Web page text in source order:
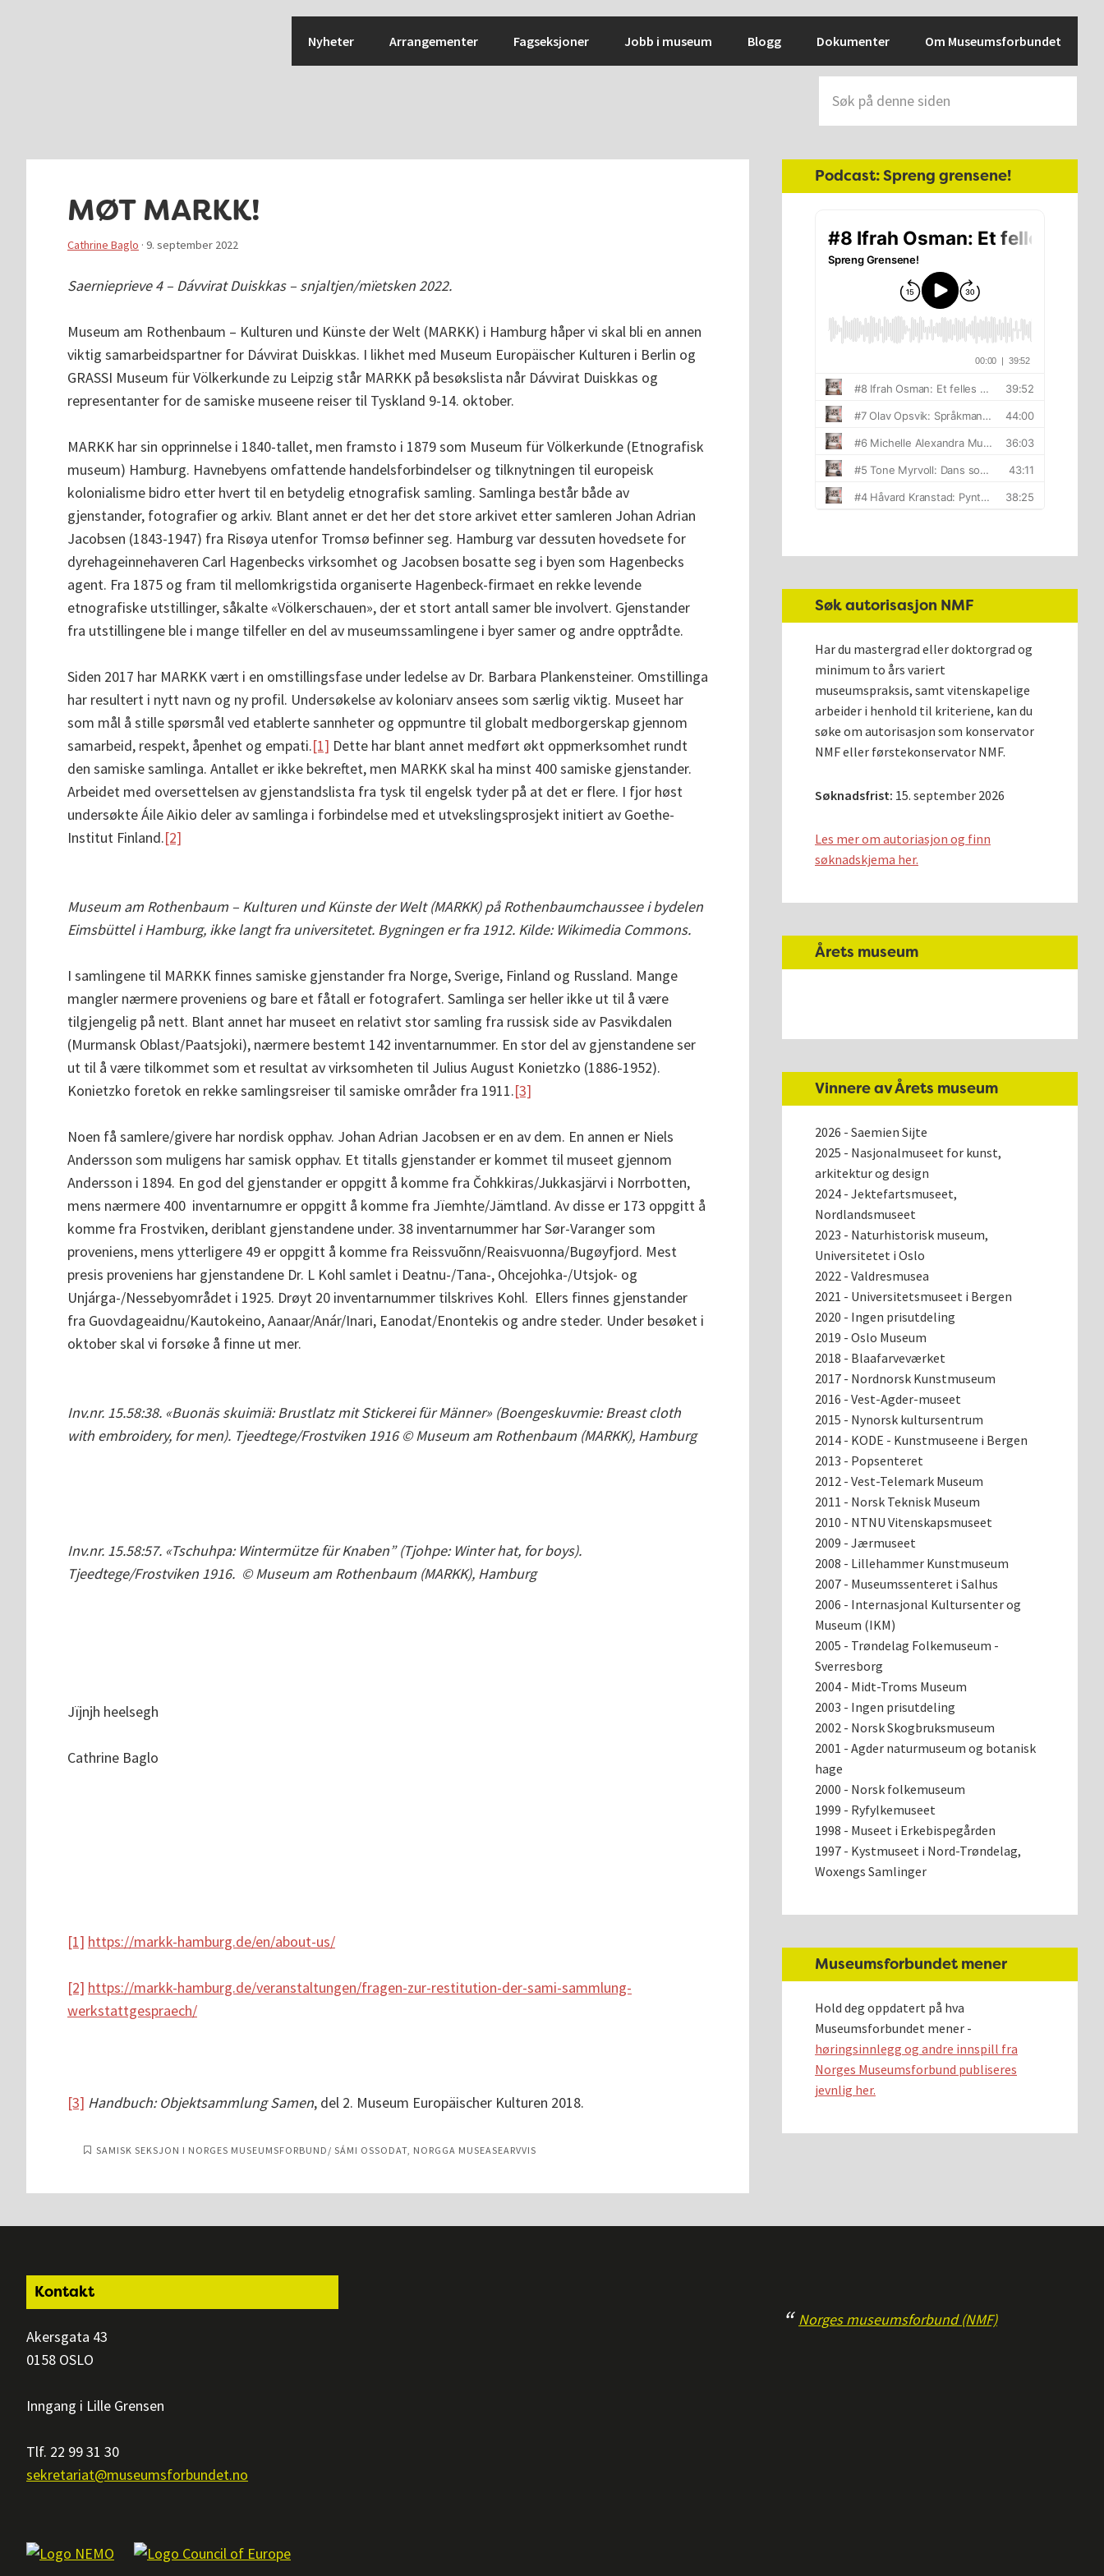
Nyheter Arrangementer Fagseksjoner Jobb i museum Blogg Dokumenter Om Museumsforbundet
på
denne
siden
MØT MARKK!
Cathrine Baglo · 9. september 2022
Saernieprieve 4 – Dávvirat Duiskkas – snjaltjen/mïetsken 2022.
Museum am Rothenbaum – Kulturen und Künste der Welt (MARKK) i Hamburg håper vi skal bli en annen
viktig samarbeidspartner for Dávvirat Duiskkas. I likhet med Museum Europäischer Kulturen i Berlin og
GRASSI Museum für Völkerkunde zu Leipzig står MARKK på besøkslista når Dávvirat Duiskkas og
representanter for de samiske museene reiser til Tyskland 9-14. oktober.
MARKK har sin opprinnelse i 1840-tallet, men framsto i 1879 som Museum für Völkerkunde (Etnografisk
museum) Hamburg. Havnebyens omfattende handelsforbindelser og tilknytningen til europeisk
kolonialisme bidro etter hvert til en betydelig etnografisk samling. Samlinga består både av
gjenstander, fotografier og arkiv. Blant annet er det her det store arkivet etter samleren Johan Adrian
Jacobsen (1843-1947) fra Risøya utenfor Tromsø befinner seg. Hamburg var dessuten hovedsete for
dyrehageinnehaveren Carl Hagenbecks virksomhet og Jacobsen bosatte seg i byen som Hagenbecks
agent. Fra 1875 og fram til mellomkrigstida organiserte Hagenbeck-firmaet en rekke levende
etnografiske utstillinger, såkalte «Völkerschauen», der et stort antall samer ble involvert. Gjenstander
fra utstillingene ble i mange tilfeller en del av museumssamlingene i byer samer og andre opptrådte.
Siden 2017 har MARKK vært i en omstillingsfase under ledelse av Dr. Barbara Plankensteiner. Omstillinga
har resultert i nytt navn og ny profil. Undersøkelse av koloniarv ansees som særlig viktig. Museet har
som mål å stille spørsmål ved etablerte sannheter og oppmuntre til globalt medborgerskap gjennom
samarbeid, respekt, åpenhet og empati.[1] Dette har blant annet medført økt oppmerksomhet rundt
den samiske samlinga. Antallet er ikke bekreftet, men MARKK skal ha minst 400 samiske gjenstander.
Arbeidet med oversettelsen av gjenstandslista fra tysk til engelsk tyder på at det er flere. I fjor høst
undersøkte Áile Aikio deler av samlinga i forbindelse med et utvekslingsprosjekt initiert av Goethe-
Institut Finland.[2]
Museum am Rothenbaum – Kulturen und Künste der Welt (MARKK) på Rothenbaumchaussee i bydelen
Eimsbüttel i Hamburg, ikke langt fra universitetet. Bygningen er fra 1912. Kilde: Wikimedia Commons.
I samlingene til MARKK finnes samiske gjenstander fra Norge, Sverige, Finland og Russland. Mange
mangler nærmere proveniens og bare et fåtall er fotografert. Samlinga ser heller ikke ut til å være
tilgjengelig på nett. Blant annet har museet en relativt stor samling fra russisk side av Pasvikdalen
(Murmansk Oblast/Paatsjoki), nærmere bestemt 142 inventarnummer. En stor del av gjenstandene ser
ut til å være tilkommet som et resultat av virksomheten til Julius August Konietzko (1886-1952).
Konietzko foretok en rekke samlingsreiser til samiske områder fra 1911.[3]
Noen få samlere/givere har nordisk opphav. Johan Adrian Jacobsen er en av dem. En annen er Niels
Andersson som muligens har samisk opphav. Et titalls gjenstander er kommet til museet gjennom
Andersson i 1894. En god del gjenstander er oppgitt å komme fra Čohkkiras/Jukkasjärvi i Norrbotten,
mens nærmere 400 inventarnumre er oppgitt å komme fra Jïemhte/Jämtland. Av disse er 173 oppgitt å
komme fra Frostviken, deriblant gjenstandene under. 38 inventarnummer har Sør-Varanger som
proveniens, mens ytterligere 49 er oppgitt å komme fra Reissvuõnn/Reaisvuonna/Bugøyfjord. Mest
presis proveniens har gjenstandene Dr. L Kohl samlet i Deatnu-/Tana-, Ohcejohka-/Utsjok- og
Unjárga-/Nessebyområdet i 1925. Drøyt 20 inventarnummer tilskrives Kohl. Ellers finnes gjenstander
fra Guovdageaidnu/Kautokeino, Aanaar/Anár/Inari, Eanodat/Enontekis og andre steder. Under besøket i
oktober skal vi forsøke å finne ut mer.
Inv.nr. 15.58:38. «Buonäs skuimiä: Brustlatz mit Stickerei für Männer» (Boengeskuvmie: Breast cloth
with embroidery, for men). Tjeedtege/Frostviken 1916 © Museum am Rothenbaum (MARKK), Hamburg
Inv.nr. 15.58:57. «Tschuhpa: Wintermütze für Knaben” (Tjohpe: Winter hat, for boys).
Tjeedtege/Frostviken 1916. © Museum am Rothenbaum (MARKK), Hamburg
Jïjnjh heelsegh
Cathrine Baglo
[1] https://markk-hamburg.de/en/about-us/
[2] https://markk-hamburg.de/veranstaltungen/fragen-zur-restitution-der-sami-sammlung-
werkstattgespraech/
[3] Handbuch: Objektsammlung Samen, del 2. Museum Europäischer Kulturen 2018.
SAMISK SEKSJON I NORGES MUSEUMSFORBUND/ SÁMI OSSODAT, NORGGA MUSEASEARVVIS
Hoved
sidebar
Podcast: Spreng grensene!
Søk autorisasjon NMF
Har du mastergrad eller doktorgrad og
minimum to års variert
museumspraksis, samt vitenskapelige
arbeider i henhold til kriteriene, kan du
søke om autorisasjon som konservator
NMF eller førstekonservator NMF.
Søknadsfrist: 15. september 2026
Les mer om autoriasjon og finn
søknadskjema her.
Årets museum
Vinnere av Årets museum
2026 - Saemien Sijte
2025 - Nasjonalmuseet for kunst,
arkitektur og design
2024 - Jektefartsmuseet,
Nordlandsmuseet
2023 - Naturhistorisk museum,
Universitetet i Oslo
2022 - Valdresmusea
2021 - Universitetsmuseet i Bergen
2020 - Ingen prisutdeling
2019 - Oslo Museum
2018 - Blaafarveværket
2017 - Nordnorsk Kunstmuseum
2016 - Vest-Agder-museet
2015 - Nynorsk kultursentrum
2014 - KODE - Kunstmuseene i Bergen
2013 - Popsenteret
2012 - Vest-Telemark Museum
2011 - Norsk Teknisk Museum
2010 - NTNU Vitenskapsmuseet
2009 - Jærmuseet
2008 - Lillehammer Kunstmuseum
2007 - Museumssenteret i Salhus
2006 - Internasjonal Kultursenter og
Museum (IKM)
2005 - Trøndelag Folkemuseum -
Sverresborg
2004 - Midt-Troms Museum
2003 - Ingen prisutdeling
2002 - Norsk Skogbruksmuseum
2001 - Agder naturmuseum og botanisk
hage
2000 - Norsk folkemuseum
1999 - Ryfylkemuseet
1998 - Museet i Erkebispegården
1997 - Kystmuseet i Nord-Trøndelag,
Woxengs Samlinger
Museumsforbundet mener
Hold deg oppdatert på hva
Museumsforbundet mener -
høringsinnlegg og andre innspill fra
Norges Museumsforbund publiseres
jevnlig her.
Footer
Kontakt
Akersgata 43
0158 OSLO
Inngang i Lille Grensen
Tlf. 22 99 31 30
sekretariat@museumsforbundet.no
Norges museumsforbund (NMF)